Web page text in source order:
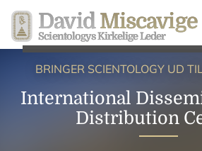
David Miscavige
Scientologys Kirkelige Leder
BRINGER SCIENTOLOGY UD
International
Distribution